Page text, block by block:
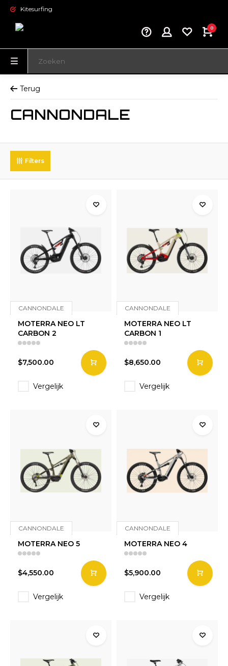
Kitesurfing
0
Terug
CANNONDALE
Filters
CANNONDALE
MOTERRA NEO LT
CARBON 2
$7,500.00
Vergelijk
CANNONDALE
MOTERRA NEO LT
CARBON 1
$8,650.00
Vergelijk
CANNONDALE
MOTERRA NEO 5
$4,550.00
Vergelijk
CANNONDALE
MOTERRA NEO 4
$5,900.00
Vergelijk